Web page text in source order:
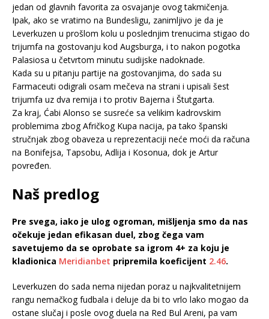
jedan od glavnih favorita za osvajanje ovog takmičenja.
Ipak, ako se vratimo na Bundesligu, zanimljivo je da je
Leverkuzen u prošlom kolu u poslednjim trenucima stigao do
trijumfa na gostovanju kod Augsburga, i to nakon pogotka
Palasiosa u četvrtom minutu sudijske nadoknade.
Kada su u pitanju partije na gostovanjima, do sada su
Farmaceuti odigrali osam mečeva na strani i upisali šest
trijumfa uz dva remija i to protiv Bajerna i Štutgarta.
Za kraj, Ćabi Alonso se susreće sa velikim kadrovskim
problemima zbog Afričkog Kupa nacija, pa tako španski
stručnjak zbog obaveza u reprezentaciji neće moći da računa
na Bonifejsa, Tapsobu, Adlija i Kosonua, dok je Artur
povređen.
Naš predlog
Pre svega, iako je ulog ogroman, mišljenja smo da nas
očekuje jedan efikasan duel, zbog čega vam
savetujemo da se oprobate sa igrom 4+ za koju je
kladionica Meridianbet pripremila koeficijent 2.46.
Leverkuzen do sada nema nijedan poraz u najkvalitetnijem
rangu nemačkog fudbala i deluje da bi to vrlo lako mogao da
ostane slučaj i posle ovog duela na Red Bul Areni, pa vam